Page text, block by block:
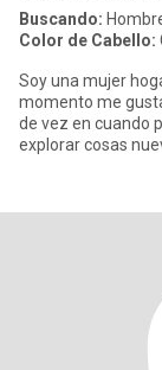
Buscando:
Color de Cabello:
Soy una mujer
momento me
de vez en cuando
explorar cosas